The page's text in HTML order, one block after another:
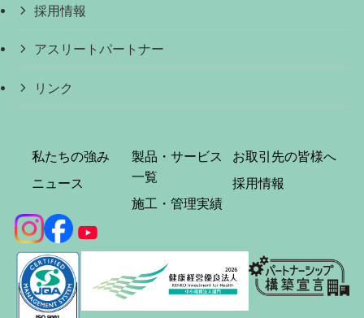
採用情報
アスリートパートナー
リンク
私たちの強み
ニュース
製品・サービス
一覧
施工・管理実績
お取引先の皆様へ
採用情報